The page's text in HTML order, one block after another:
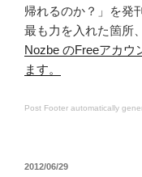
帰れるのか？」を発
最も力を入れた箇所
Nozbe のFreeアカウ
ます。
Post Footer automatically
投
2012/06/29